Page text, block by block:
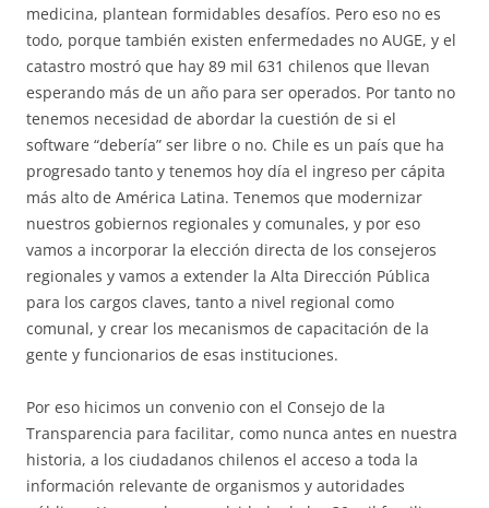
medicina, plantean formidables desafíos. Pero eso no es
todo, porque también existen enfermedades no AUGE, y el
catastro mostró que hay 89 mil 631 chilenos que llevan
esperando más de un año para ser operados. Por tanto no
tenemos necesidad de abordar la cuestión de si el
software “debería” ser libre o no. Chile es un país que ha
progresado tanto y tenemos hoy día el ingreso per cápita
más alto de América Latina. Tenemos que modernizar
nuestros gobiernos regionales y comunales, y por eso
vamos a incorporar la elección directa de los consejeros
regionales y vamos a extender la Alta Dirección Pública
para los cargos claves, tanto a nivel regional como
comunal, y crear los mecanismos de capacitación de la
gente y funcionarios de esas instituciones.
Por eso hicimos un convenio con el Consejo de la
Transparencia para facilitar, como nunca antes en nuestra
historia, a los ciudadanos chilenos el acceso a toda la
información relevante de organismos y autoridades